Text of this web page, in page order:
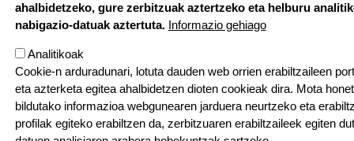
Irudia
ahalbidetzeko, gure zerbitzuak aztertzeko eta helburu
nabigazio-datuak aztertuta. Informazio gehiago
Analitikoak
Cookie-n arduradunari, lotuta dauden web orrien erabiltzaileen
eta azterketa egitea ahalbidetzen dioten cookieak dira. Mota
bildutako informazioa webgunearen jarduera neurtzeko eta
profilak egiteko erabiltzen da, zerbitzuaren erabiltzaileek egiten